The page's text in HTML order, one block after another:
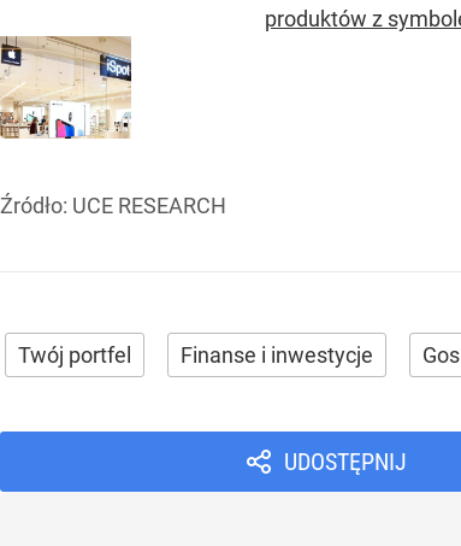
produktów z
Źródło: UCE RESEARCH
Twój portfel Finanse i inwestycje
UDOSTĘPNIJ